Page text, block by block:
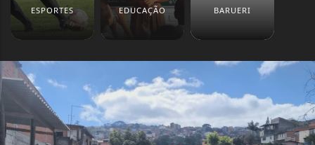
ESPORTES EDUCAÇÃO BARUERI